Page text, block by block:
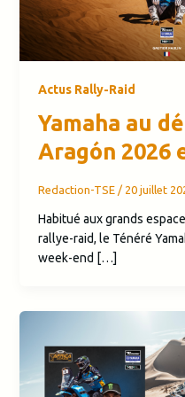
Actus Rally-Raid
Yamaha au
Aragón 2026
Redaction-TSE / 20 juillet
Habitué aux grands
rallye-raid, le Ténéré
week-end […]